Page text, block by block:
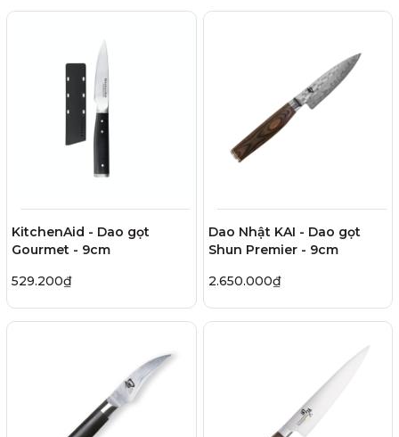
KitchenAid - Dao gọt
Gourmet - 9cm
529.200₫
Dao Nhật KAI - Dao gọt
Shun Premier - 9cm
2.650.000₫